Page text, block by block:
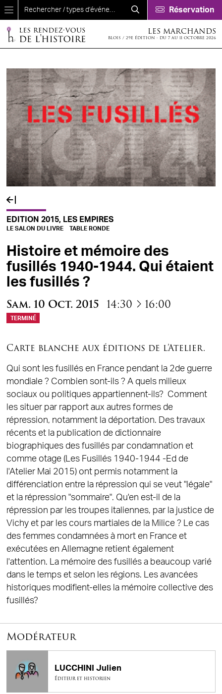
Aller au contenu principal
Réservation
LES MARCHANDS
BLOIS / 29E ÉDITION - DU 7 AU 11 OCTOBRE 2026
EDITION 2015, LES EMPIRES
LE SALON DU LIVRE TABLE RONDE
Histoire et mémoire des
fusillés 1940-1944. Qui étaient
les fusillés ?
Sam. 10 Oct. 2015 14:30 à16:00
TERMINÉ
Carte blanche aux éditions de l’Atelier.
Qui sont les fusillés en France pendant la 2de guerre
mondiale ? Combien sont-ils ? A quels milieux
sociaux ou politiques appartiennent-ils? Comment
les situer par rapport aux autres formes de
répression, notamment la déportation. Des travaux
récents et la publication de dictionnaire
biographiques des fusillés par condamnation et
comme otage (Les Fusillés 1940-1944 -Ed de
l'Atelier Mai 2015) ont permis notamment la
différenciation entre la répression qui se veut "légale"
et la répression "sommaire". Qu'en est-il de la
répression par les troupes italiennes, par la justice de
Vichy et par les cours martiales de la Milice ? Le cas
des femmes condamnées à mort en France et
exécutées en Allemagne retient également
l'attention. La mémoire des fusillés a beaucoup varié
dans le temps et selon les régions. Les avancées
historiques modifient-elles la mémoire collective des
fusillés?
Modérateur
LUCCHINI Julien
Éditeur et historien